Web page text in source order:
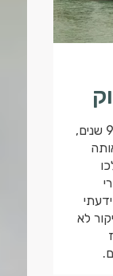
אל אינסברוק הגעתי לראשונה לפני 9 שנים,
לא